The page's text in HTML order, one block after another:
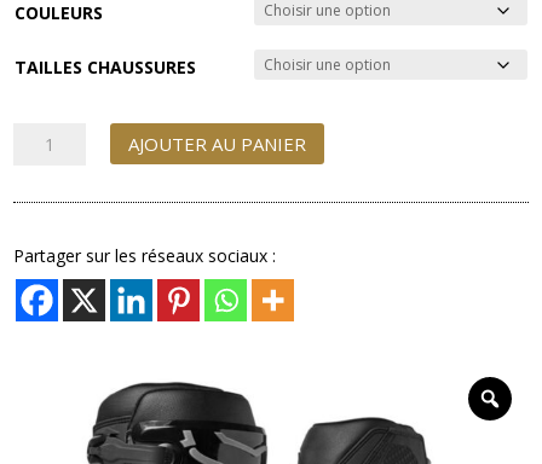
COULEURS
TAILLES CHAUSSURES
quantité
COMP
X
ENDURO
AJOUTER AU PANIER
Partager sur les réseaux sociaux :